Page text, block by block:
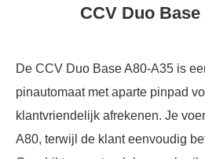
CCV Duo Base
De CCV Duo Base A80-A35 is
pinautomaat met aparte pinpad
klantvriendelijk afrekenen. Je
A80, terwijl de klant eenvoudig